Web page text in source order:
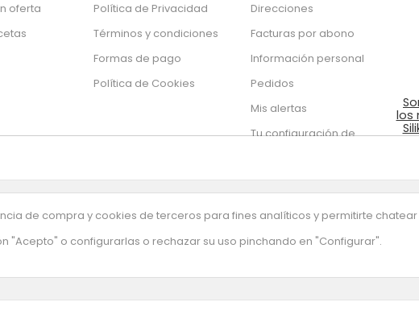
oferta
Política de Privacidad
Términos y condiciones
Formas de pago
Política de Cookies
Direcciones
Facturas por abono
Información personal
Pedidos
Mis alertas
Tu configuración de
los
de compra y cookies de terceros para fines analíticos y permitirte
"Acepto" o configurarlas o rechazar su uso pinchando en "Configurar".